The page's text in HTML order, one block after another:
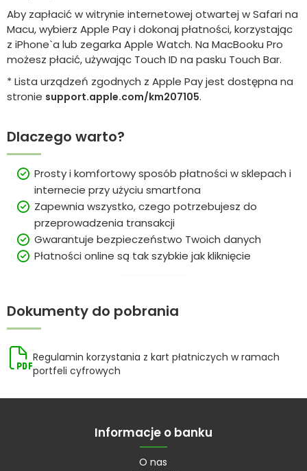
Aby zapłacić w witrynie internetowej otwartej w Safari na
Macu, wybierz Apple Pay i dokonaj płatności, korzystając
z iPhone`a lub zegarka Apple Watch. Na MacBooku Pro
możesz płacić, używając Touch ID na pasku Touch Bar.
* Lista urządzeń zgodnych z Apple Pay jest dostępna na
stronie support.apple.com/km207105.
Dlaczego warto?
Prosty i komfortowy sposób płatności w sklepach i
internecie przy użyciu smartfona
Zapewnia wszystko, czego potrzebujesz do
przeprowadzenia transakcji
Gwarantuje bezpieczeństwo Twoich danych
Płatności online są tak szybkie jak kliknięcie
Dokumenty do pobrania
Regulamin korzystania z kart płatniczych w ramach
portfeli cyfrowych
Informacje o banku
O nas